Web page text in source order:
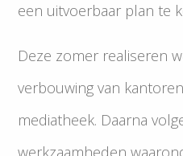
een uitvoerbaar plan te
Deze zomer realiseren
verbouwing van
mediatheek. Daarna
werkzaamheden